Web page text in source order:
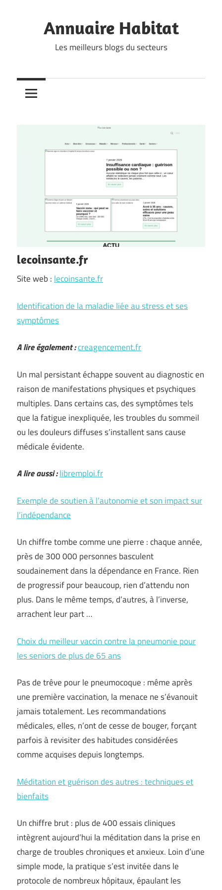
contentAnnuaire Habitat
Les meilleurs blogs du secteurs
lecoinsante.fr
Site web : lecoinsante.fr
Identification de la maladie liée au stress et ses
symptômes
A lire également :creagencement.fr
Un mal persistant échappe souvent au diagnostic en
raison de manifestations physiques et psychiques
multiples. Dans certains cas, des symptômes tels
que la fatigue inexpliquée, les troubles du sommeil
ou les douleurs diffuses s’installent sans cause
médicale évidente.
A lire aussi :libremploi.fr
Exemple de soutien à l’autonomie et son impact sur
l’indépendance
Un chiffre tombe comme une pierre : chaque année,
près de 300 000 personnes basculent
soudainement dans la dépendance en France. Rien
de progressif pour beaucoup, rien d’attendu non
plus. Dans le même temps, d’autres, à l’inverse,
arrachent leur part …
Choix du meilleur vaccin contre la pneumonie pour
les seniors de plus de 65 ans
Pas de trêve pour le pneumocoque : même après
une première vaccination, la menace ne s’évanouit
jamais totalement. Les recommandations
médicales, elles, n’ont de cesse de bouger, forçant
parfois à revisiter des habitudes considérées
comme acquises depuis longtemps.
Méditation et guérison des autres : techniques et
bienfaits
Un chiffre brut : plus de 400 essais cliniques
intègrent aujourd’hui la méditation dans la prise en
charge de troubles chroniques et anxieux. Loin d’une
simple mode, la pratique s’est invitée dans le
protocole de nombreux hôpitaux, épaulant les